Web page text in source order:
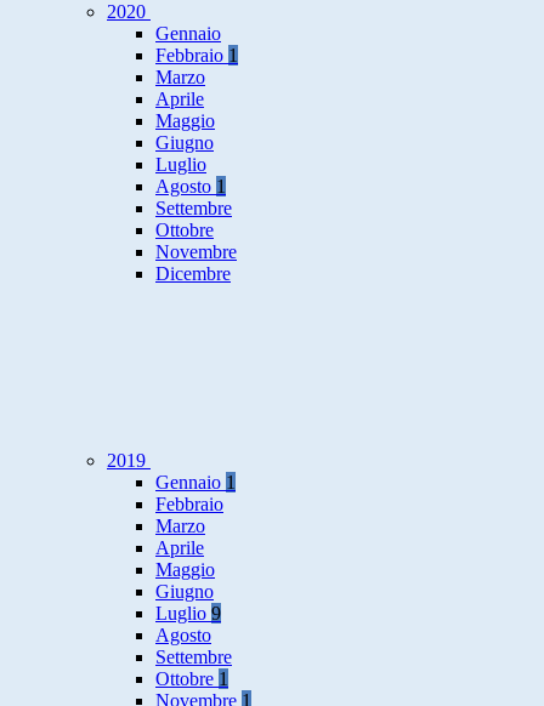
2020
Gennaio
Febbraio 1
Marzo
Aprile
Maggio
Giugno
Luglio
Agosto 1
Settembre
Ottobre
Novembre
Dicembre
2019
Gennaio 1
Febbraio
Marzo
Aprile
Maggio
Giugno
Luglio 9
Agosto
Settembre
Ottobre 1
Novembre 1